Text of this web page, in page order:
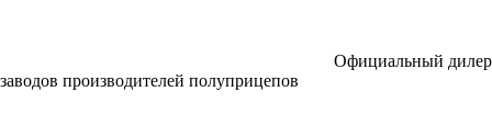
Официальный дилер
заводов производителей полуприцепов